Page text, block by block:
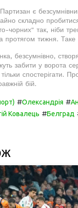
є
складно
чорних" так, ніби
протягом тижня.
безсумнівно,
забити у ворота
спостерігати.
бій.
#Олександрія #
Ковалець #Белград